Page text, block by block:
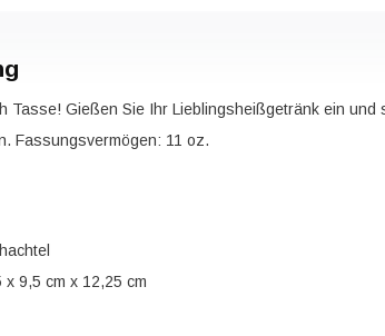
Tasse! Gießen Sie Ihr Lieblingsheißgetränk ein und
Fassungsvermögen: 11 oz.
x 9,5 cm x 12,25 cm